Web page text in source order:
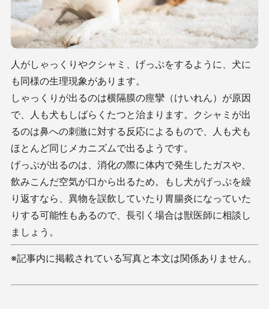
人がしゃっくりやクシャミ、げっぷをするように、犬に
も同様の生理現象があります。
しゃっくりが出るのは横隔膜の痙攣（けいれん）が原因
で、人も犬もしばらくたつと治まります。クシャミが出
るのは鼻への刺激に対する反応によるもので、人も犬も
ほとんど同じメカニズムで出るようです。
げっぷが出るのは、消化の際に体内で発生したガスや、
飲みこんだ空気が口から出るため。もし犬がげっぷを繰
り返すなら、異物を誤飲していたり胃腸炎になっていた
りする可能性もあるので、長引く場合は獣医師に相談し
ましょう。
※記事内に掲載されている写真と本文は関係ありません。